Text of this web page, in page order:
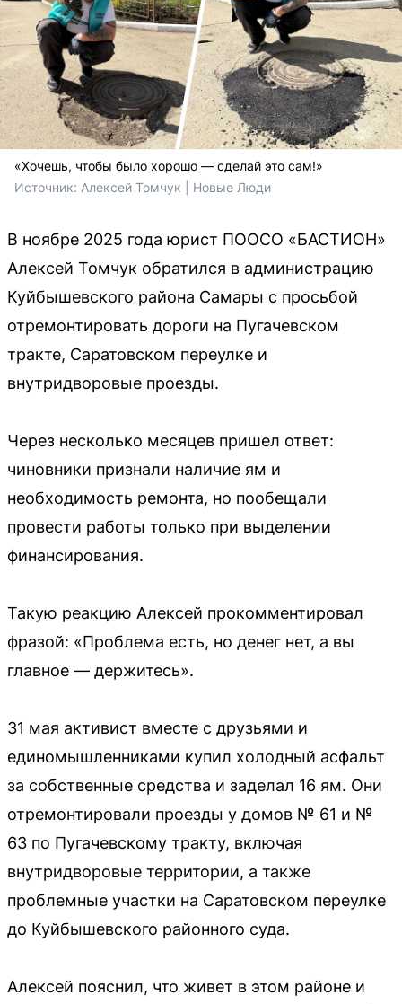
«Хочешь, чтобы было хорошо — сделай это сам!»
Источник: Алексей Томчук | Новые Люди
В ноябре 2025 года юрист ПООСО «БАСТИОН»
Алексей Томчук обратился в администрацию
Куйбышевского района Самары с просьбой
отремонтировать дороги на Пугачевском
тракте, Саратовском переулке и
внутридворовые проезды.
Через несколько месяцев пришел ответ:
чиновники признали наличие ям и
необходимость ремонта, но пообещали
провести работы только при выделении
финансирования.
Такую реакцию Алексей прокомментировал
фразой: «Проблема есть, но денег нет, а вы
главное — держитесь».
31 мая активист вместе с друзьями и
единомышленниками купил холодный асфальт
за собственные средства и заделал 16 ям. Они
отремонтировали проезды у домов № 61 и №
63 по Пугачевскому тракту, включая
внутридворовые территории, а также
проблемные участки на Саратовском переулке
до Куйбышевского районного суда.
Алексей пояснил, что живет в этом районе и